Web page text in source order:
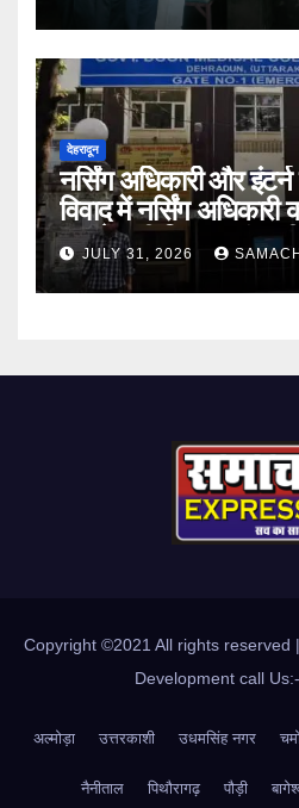
देहरादून
नर्सिंग अधिकारी और
विवाद में नर्सिंग अधिकारी
सामने,करी निष्पक्ष जांच
JULY 31, 2026
Copyright ©2021 All rights reserved
Development call
अल्मोड़ा उत्तरकाशी उधमसिंह नगर
नैनीताल पिथौरागढ़ पौड़ी